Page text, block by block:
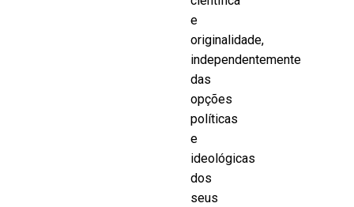
e
originalidade,
independentemente
das
opções
políticas
e
ideológicas
dos
seus